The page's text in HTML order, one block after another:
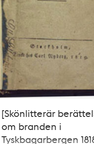
[Skönlitterär
om branden i
Tyskbagarbergen